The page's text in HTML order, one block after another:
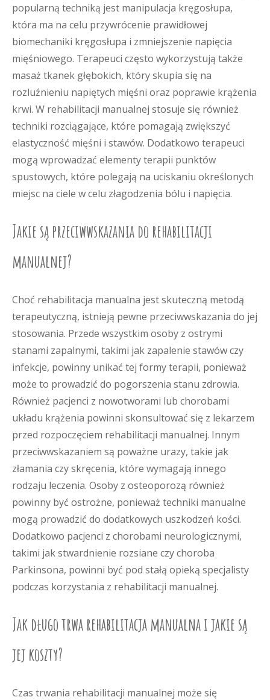
popularną techniką jest manipulacja kręgosłupa,
która ma na celu przywrócenie prawidłowej
biomechaniki kręgosłupa i zmniejszenie napięcia
mięśniowego. Terapeuci często wykorzystują także
masaż tkanek głębokich, który skupia się na
rozluźnieniu napiętych mięśni oraz poprawie krążenia
krwi. W rehabilitacji manualnej stosuje się również
techniki rozciągające, które pomagają zwiększyć
elastyczność mięśni i stawów. Dodatkowo terapeuci
mogą wprowadzać elementy terapii punktów
spustowych, które polegają na uciskaniu określonych
miejsc na ciele w celu złagodzenia bólu i napięcia.
Jakie są przeciwwskazania do rehabilitacji
manualnej?
Choć rehabilitacja manualna jest skuteczną metodą
terapeutyczną, istnieją pewne przeciwwskazania do jej
stosowania. Przede wszystkim osoby z ostrymi
stanami zapalnymi, takimi jak zapalenie stawów czy
infekcje, powinny unikać tej formy terapii, ponieważ
może to prowadzić do pogorszenia stanu zdrowia.
Również pacjenci z nowotworami lub chorobami
układu krążenia powinni skonsultować się z lekarzem
przed rozpoczęciem rehabilitacji manualnej. Innym
przeciwwskazaniem są poważne urazy, takie jak
złamania czy skręcenia, które wymagają innego
rodzaju leczenia. Osoby z osteoporozą również
powinny być ostrożne, ponieważ techniki manualne
mogą prowadzić do dodatkowych uszkodzeń kości.
Dodatkowo pacjenci z chorobami neurologicznymi,
takimi jak stwardnienie rozsiane czy choroba
Parkinsona, powinni być pod stałą opieką specjalisty
podczas korzystania z rehabilitacji manualnej.
Jak długo trwa rehabilitacja manualna i jakie są
jej koszty?
Czas trwania rehabilitacji manualnej może się